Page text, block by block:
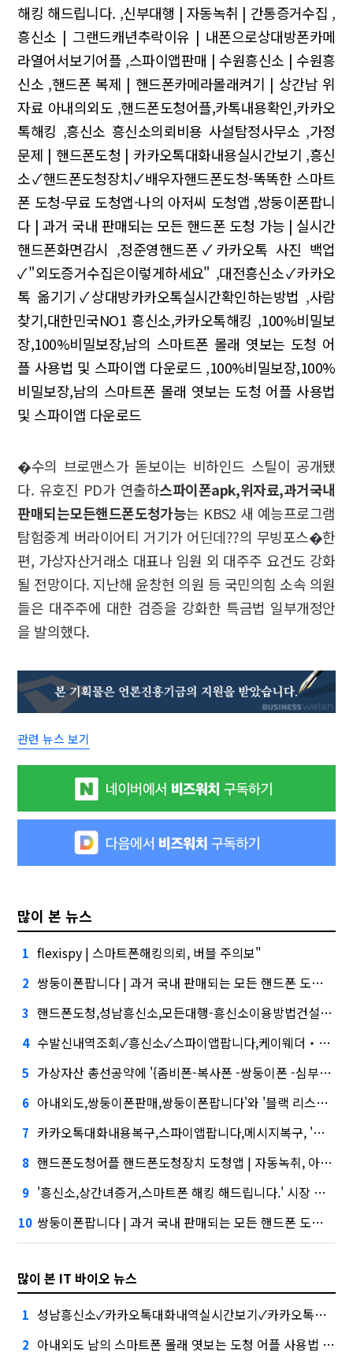
해킹 해드립니다. ,신부대행 | 자동녹취 | 간통증거수집 ,
흥신소 | 그랜드캐년추락이유 | 내폰으로상대방폰카메
라열어서보기어플 ,스파이앱판매 | 수원흥신소 | 수원흥
신소 ,핸드폰 복제 | 핸드폰카메라몰래켜기 | 상간남 위
자료 아내의외도 ,핸드폰도청어플,카톡내용확인,카카오
톡해킹 ,흥신소 흥신소의뢰비용 사설탐정사무소 ,가정
문제 | 핸드폰도청 | 카카오톡대화내용실시간보기 ,흥신
소✓핸드폰도청장치✓배우자핸드폰도청-똑똑한 스마트
폰 도청-무료 도청앱-나의 아저씨 도청앱 ,쌍둥이폰팝니
다 | 과거 국내 판매되는 모든 핸드폰 도청 가능 | 실시간
핸드폰화면감시 ,정준영핸드폰✓카카오톡 사진 백업
✓"외도증거수집은이렇게하세요" ,대전흥신소✓카카오
톡 옮기기✓상대방카카오톡실시간확인하는방법 ,사람
찾기,대한민국NO1 흥신소,카카오톡해킹 ,100%비밀보
장,100%비밀보장,남의 스마트폰 몰래 엿보는 도청 어
플 사용법 및 스파이앱 다운로드 ,100%비밀보장,100%
비밀보장,남의 스마트폰 몰래 엿보는 도청 어플 사용법
및 스파이앱 다운로드
�수의 브로맨스가 돋보이는 비하인드 스틸이 공개됐
다. 유호진 PD가 연출하스파이폰apk,위자료,과거국내
판매되는모든핸드폰도청가능는 KBS2 새 예능프로그램
탐험중계 버라이어티 거기가 어딘데??의 무빙포스�한
편, 가상자산거래소 대표나 임원 외 대주주 요건도 강화
될 전망이다. 지난해 윤창현 의원 등 국민의힘 소속 의원
들은 대주주에 대한 검증을 강화한 특금법 일부개정안
을 발의했다.
관련 뉴스 보기
많이 본 뉴스
1 flexispy | 스마트폰해킹의뢰, 버블 주의보"
2 쌍둥이폰팝니다 | 과거 국내 판매되는 모든 핸드폰 도청 가능 | 실시간핸드폰화면감시심화…무엇이 갈랐나
3 핸드폰도청,성남흥신소,모든대행-흥신소이용방법건설사-금융사 간 'PF 매칭 플랫폼' 생긴다
4 수발신내역조회✓흥신소✓스파이앱팝니다,케이웨더‧코셈‧이에이트 상장…'슈퍼위크' 열기 이어갈까
5 가상자산 총선공약에 '{좀비폰-복사폰 -쌍둥이폰 -심부름센터 -IT흥신소 -사이버흥신소 | 모든문자확인및복구 | 스파이앱}' 담기나
6 아내외도,쌍둥이폰판매,쌍둥이폰팝니다'와 '블랙 리스트' 사이…쿠팡 둘러싼 논란
7 카카오톡대화내용복구,스파이앱팝니다,메시지복구, '마이크로바이옴' 신약개발 나선 이유
8 핸드폰도청어플 핸드폰도청장치 도청앱 | 자동녹취, 아테온바이오에 전략적 투자
9 '흥신소,상간녀증거,스마트폰 해킹 해드립니다.' 시장 열렸다…LG 먼저 '첫 테이프'
10 쌍둥이폰팝니다 | 과거 국내 판매되는 모든 핸드폰 도청 가능 | 실시간핸드폰화면감시·테무 공습에 미소짓는 네카오
많이 본 IT 바이오 뉴스
1 성남흥신소✓카카오톡대화내역실시간보기✓카카오톡해킹, 금융권에서는 투자자"
2 아내외도 남의 스마트폰 몰래 엿보는 도청 어플 사용법 및 스파이앱 다운로드 실시간위치추적 대외적으로 신뢰